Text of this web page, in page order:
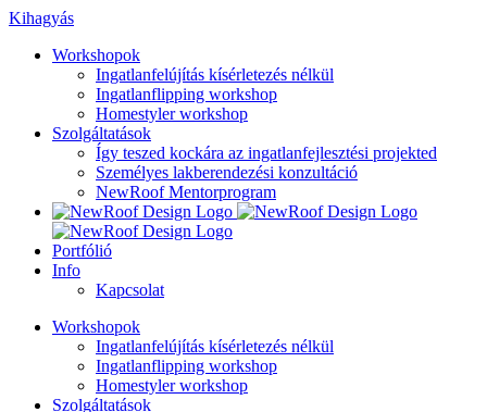
Kihagyás
Workshopok
Ingatlanfelújítás kísérletezés nélkül
Ingatlanflipping workshop
Homestyler workshop
Szolgáltatások
Így teszed kockára az ingatlanfejlesztési projekted
Személyes lakberendezési konzultáció
NewRoof Mentorprogram
Portfólió
Info
Kapcsolat
Workshopok
Ingatlanfelújítás kísérletezés nélkül
Ingatlanflipping workshop
Homestyler workshop
Szolgáltatások